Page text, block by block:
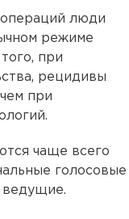
люди
режиме
при
рецидивы
при
чаще всего
голосовые
ведущие.